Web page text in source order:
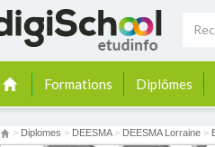
Formations Diplômes
> Diplomes > DEESMA> DEESMA Lorraine >